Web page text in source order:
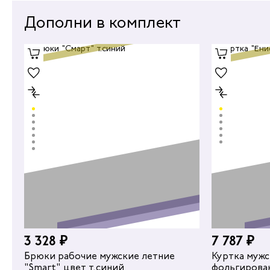
Дополни в комплект
3 328 ₽
Брюки рабочие мужские летние
"Smart" цвет т.синий
7 787 ₽
Куртка мужская
4 160 ₽